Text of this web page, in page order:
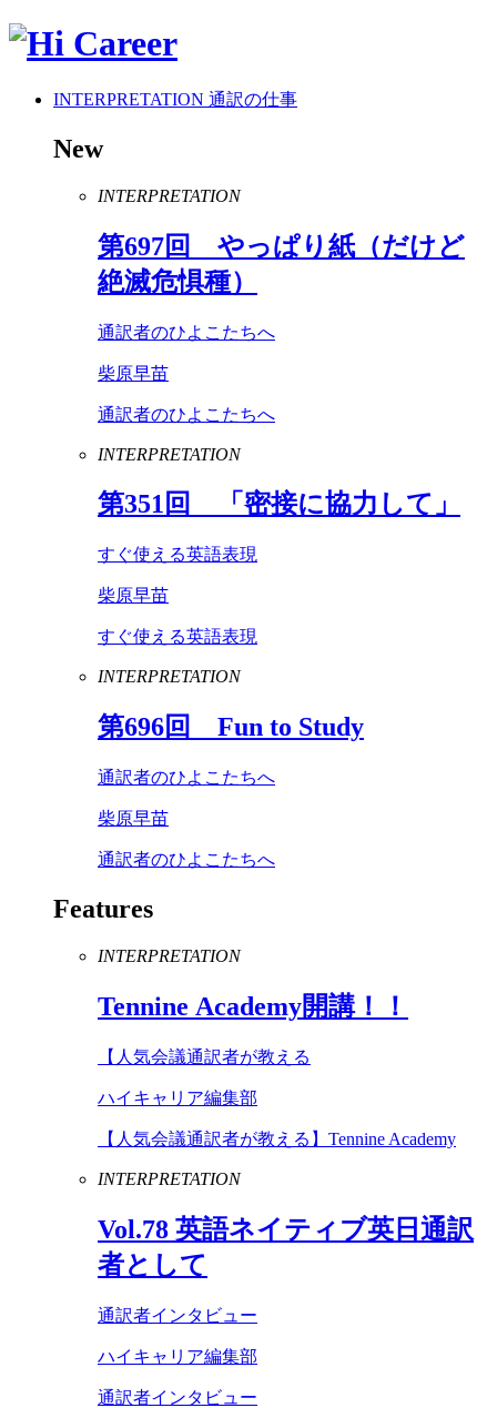
INTERPRETATION 通訳の仕事
New
INTERPRETATION
第697回 やっぱり紙（だけど
絶滅危惧種）
通訳者のひよこたちへ
柴原早苗
通訳者のひよこたちへ
INTERPRETATION
第351回 「密接に協力して」
すぐ使える英語表現
柴原早苗
すぐ使える英語表現
INTERPRETATION
第696回 Fun to Study
通訳者のひよこたちへ
柴原早苗
通訳者のひよこたちへ
Features
INTERPRETATION
Tennine Academy開講！！
【人気会議通訳者が教える
ハイキャリア編集部
【人気会議通訳者が教える】Tennine Academy
INTERPRETATION
Vol.78 英語ネイティブ英日通訳
者として
通訳者インタビュー
ハイキャリア編集部
通訳者インタビュー